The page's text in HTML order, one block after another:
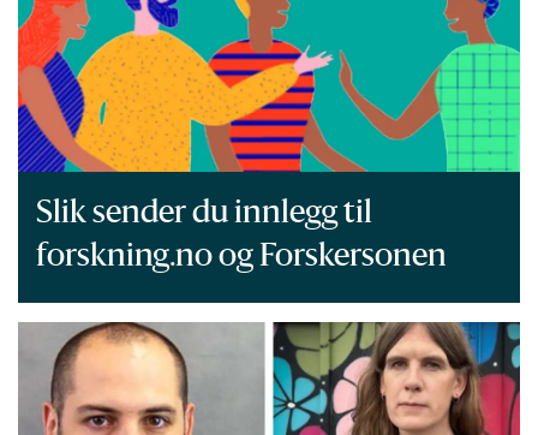
Slik sender du innlegg til
forskning.no og Forskersonen